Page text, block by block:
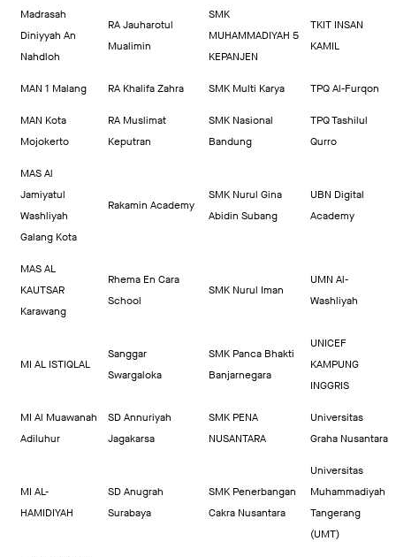
Madrasah
Diniyyah An
Nahdloh
RA Jauharotul
Mualimin
SMK
MUHAMMADIYAH 5
KEPANJEN
TKIT INSAN
KAMIL
MAN 1 Malang RA Khalifa Zahra SMK Multi Karya TPQ Al-Furqon
MAN Kota
Mojokerto
RA Muslimat
Keputran
SMK Nasional
Bandung
TPQ Tashilul
Qurro
MAS Al
Jamiyatul
Washliyah
Galang Kota
Rakamin Academy
SMK Nurul Gina
Abidin Subang
UBN Digital
Academy
MAS AL
KAUTSAR
Karawang
Rhema En Cara
School
SMK Nurul Iman
UMN Al-
Washliyah
MI AL ISTIQLAL
Sanggar
Swargaloka
SMK Panca Bhakti
Banjarnegara
UNICEF
KAMPUNG
INGGRIS
MI Al Muawanah
Adiluhur
SD Annuriyah
Jagakarsa
SMK PENA
NUSANTARA
Universitas
Graha Nusantara
MI AL-
HAMIDIYAH
SD Anugrah
Surabaya
SMK Penerbangan
Cakra Nusantara
Universitas
Muhammadiyah
Tangerang
(UMT)